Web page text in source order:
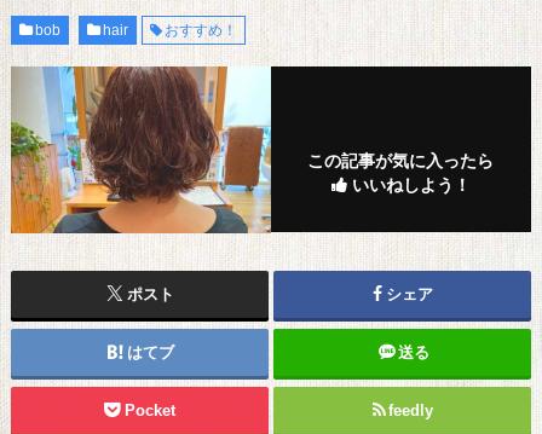
bob hair おすすめ！
この記事が気に入ったら
いいねしよう！
ポスト シェア
はてブ 送る
Pocket feedly